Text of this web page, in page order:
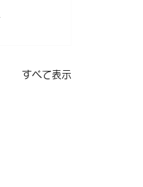
すべて表示